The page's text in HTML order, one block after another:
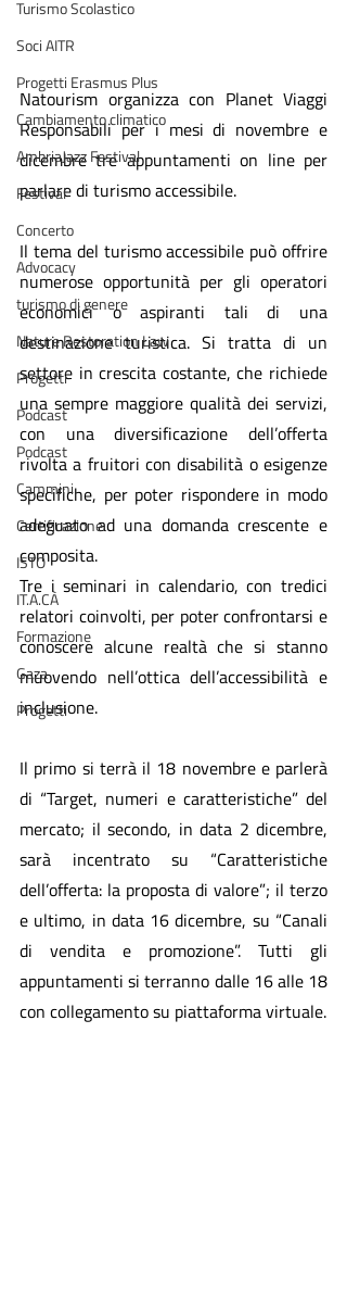
Turismo Scolastico
Soci AITR
Progetti Erasmus Plus
Cambiamento climatico
AmbriaJazz Festival
Festival
Concerto
Advocacy
turismo di genere
Nature Restoration Law
Progetti
Podcast
Podcast
Cammini
Certificazione
ISTO
IT.A.CÀ
Formazione
Gaza
Progetti
Natourism organizza con Planet Viaggi
Responsabili per i mesi di novembre e
dicembre tre appuntamenti on line per
parlare di turismo accessibile.
Il tema del turismo accessibile può offrire
numerose opportunità per gli operatori
economici o aspiranti tali di una
destinazione turistica. Si tratta di un
settore in crescita costante, che richiede
una sempre maggiore qualità dei servizi,
con una diversificazione dell’offerta
rivolta a fruitori con disabilità o esigenze
specifiche, per poter rispondere in modo
adeguato ad una domanda crescente e
composita.
Tre i seminari in calendario, con tredici
relatori coinvolti, per poter confrontarsi e
conoscere alcune realtà che si stanno
muovendo nell’ottica dell’accessibilità e
inclusione.
Il primo si terrà il 18 novembre e parlerà
di “Target, numeri e caratteristiche” del
mercato; il secondo, in data 2 dicembre,
sarà incentrato su “Caratteristiche
dell’offerta: la proposta di valore”; il terzo
e ultimo, in data 16 dicembre, su “Canali
di vendita e promozione”. Tutti gli
appuntamenti si terranno dalle 16 alle 18